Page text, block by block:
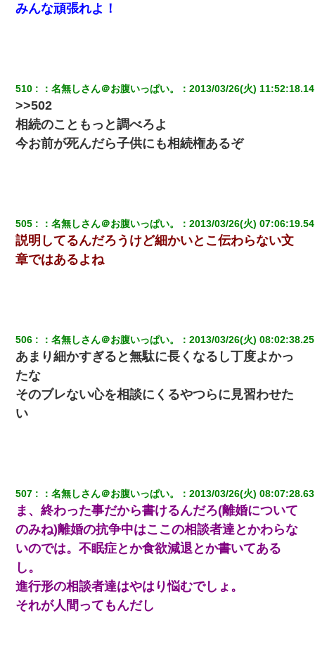
みんな頑張れよ！
510 ：名無しさん＠お腹いっぱい。 ：2013/03/26(火)
>>502
相続のこともっと調べろよ
今お前が死んだら子供にも相続権あるぞ
505 ：名無しさん＠お腹いっぱい。 ：2013/03/26(火)
説明してるんだろうけど細かいとこ伝わらない文
章ではあるよね
506 ：名無しさん＠お腹いっぱい。 ：2013/03/26(火)
あまり細かすぎると無駄に長くなるし丁度よかっ
たな
そのブレない心を相談にくるやつらに見習わせた
い
507 ：名無しさん＠お腹いっぱい。 ：2013/03/26(火)
ま、終わった事だから書けるんだろ(離婚について
のみね)離婚の抗争中はここの相談者達とかわらな
いのでは。不眠症とか食欲減退とか書いてある
し。
進行形の相談者達はやはり悩むでしょ。
それが人間ってもんだし